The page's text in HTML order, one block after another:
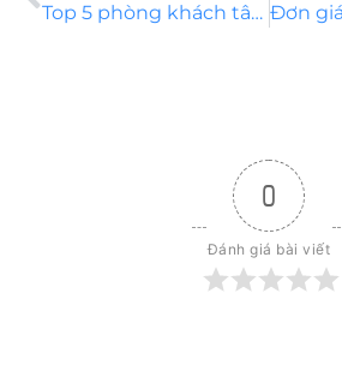
Top 5 phòng khách tân cổ điển nhà ống đẹp nhất mọi thời đại
0
Đánh giá bài viết